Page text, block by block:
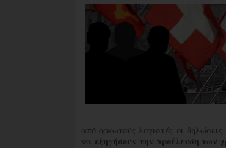
από ορκωτούς λογιστές οι
να εξηγήσουν την προέλευση των